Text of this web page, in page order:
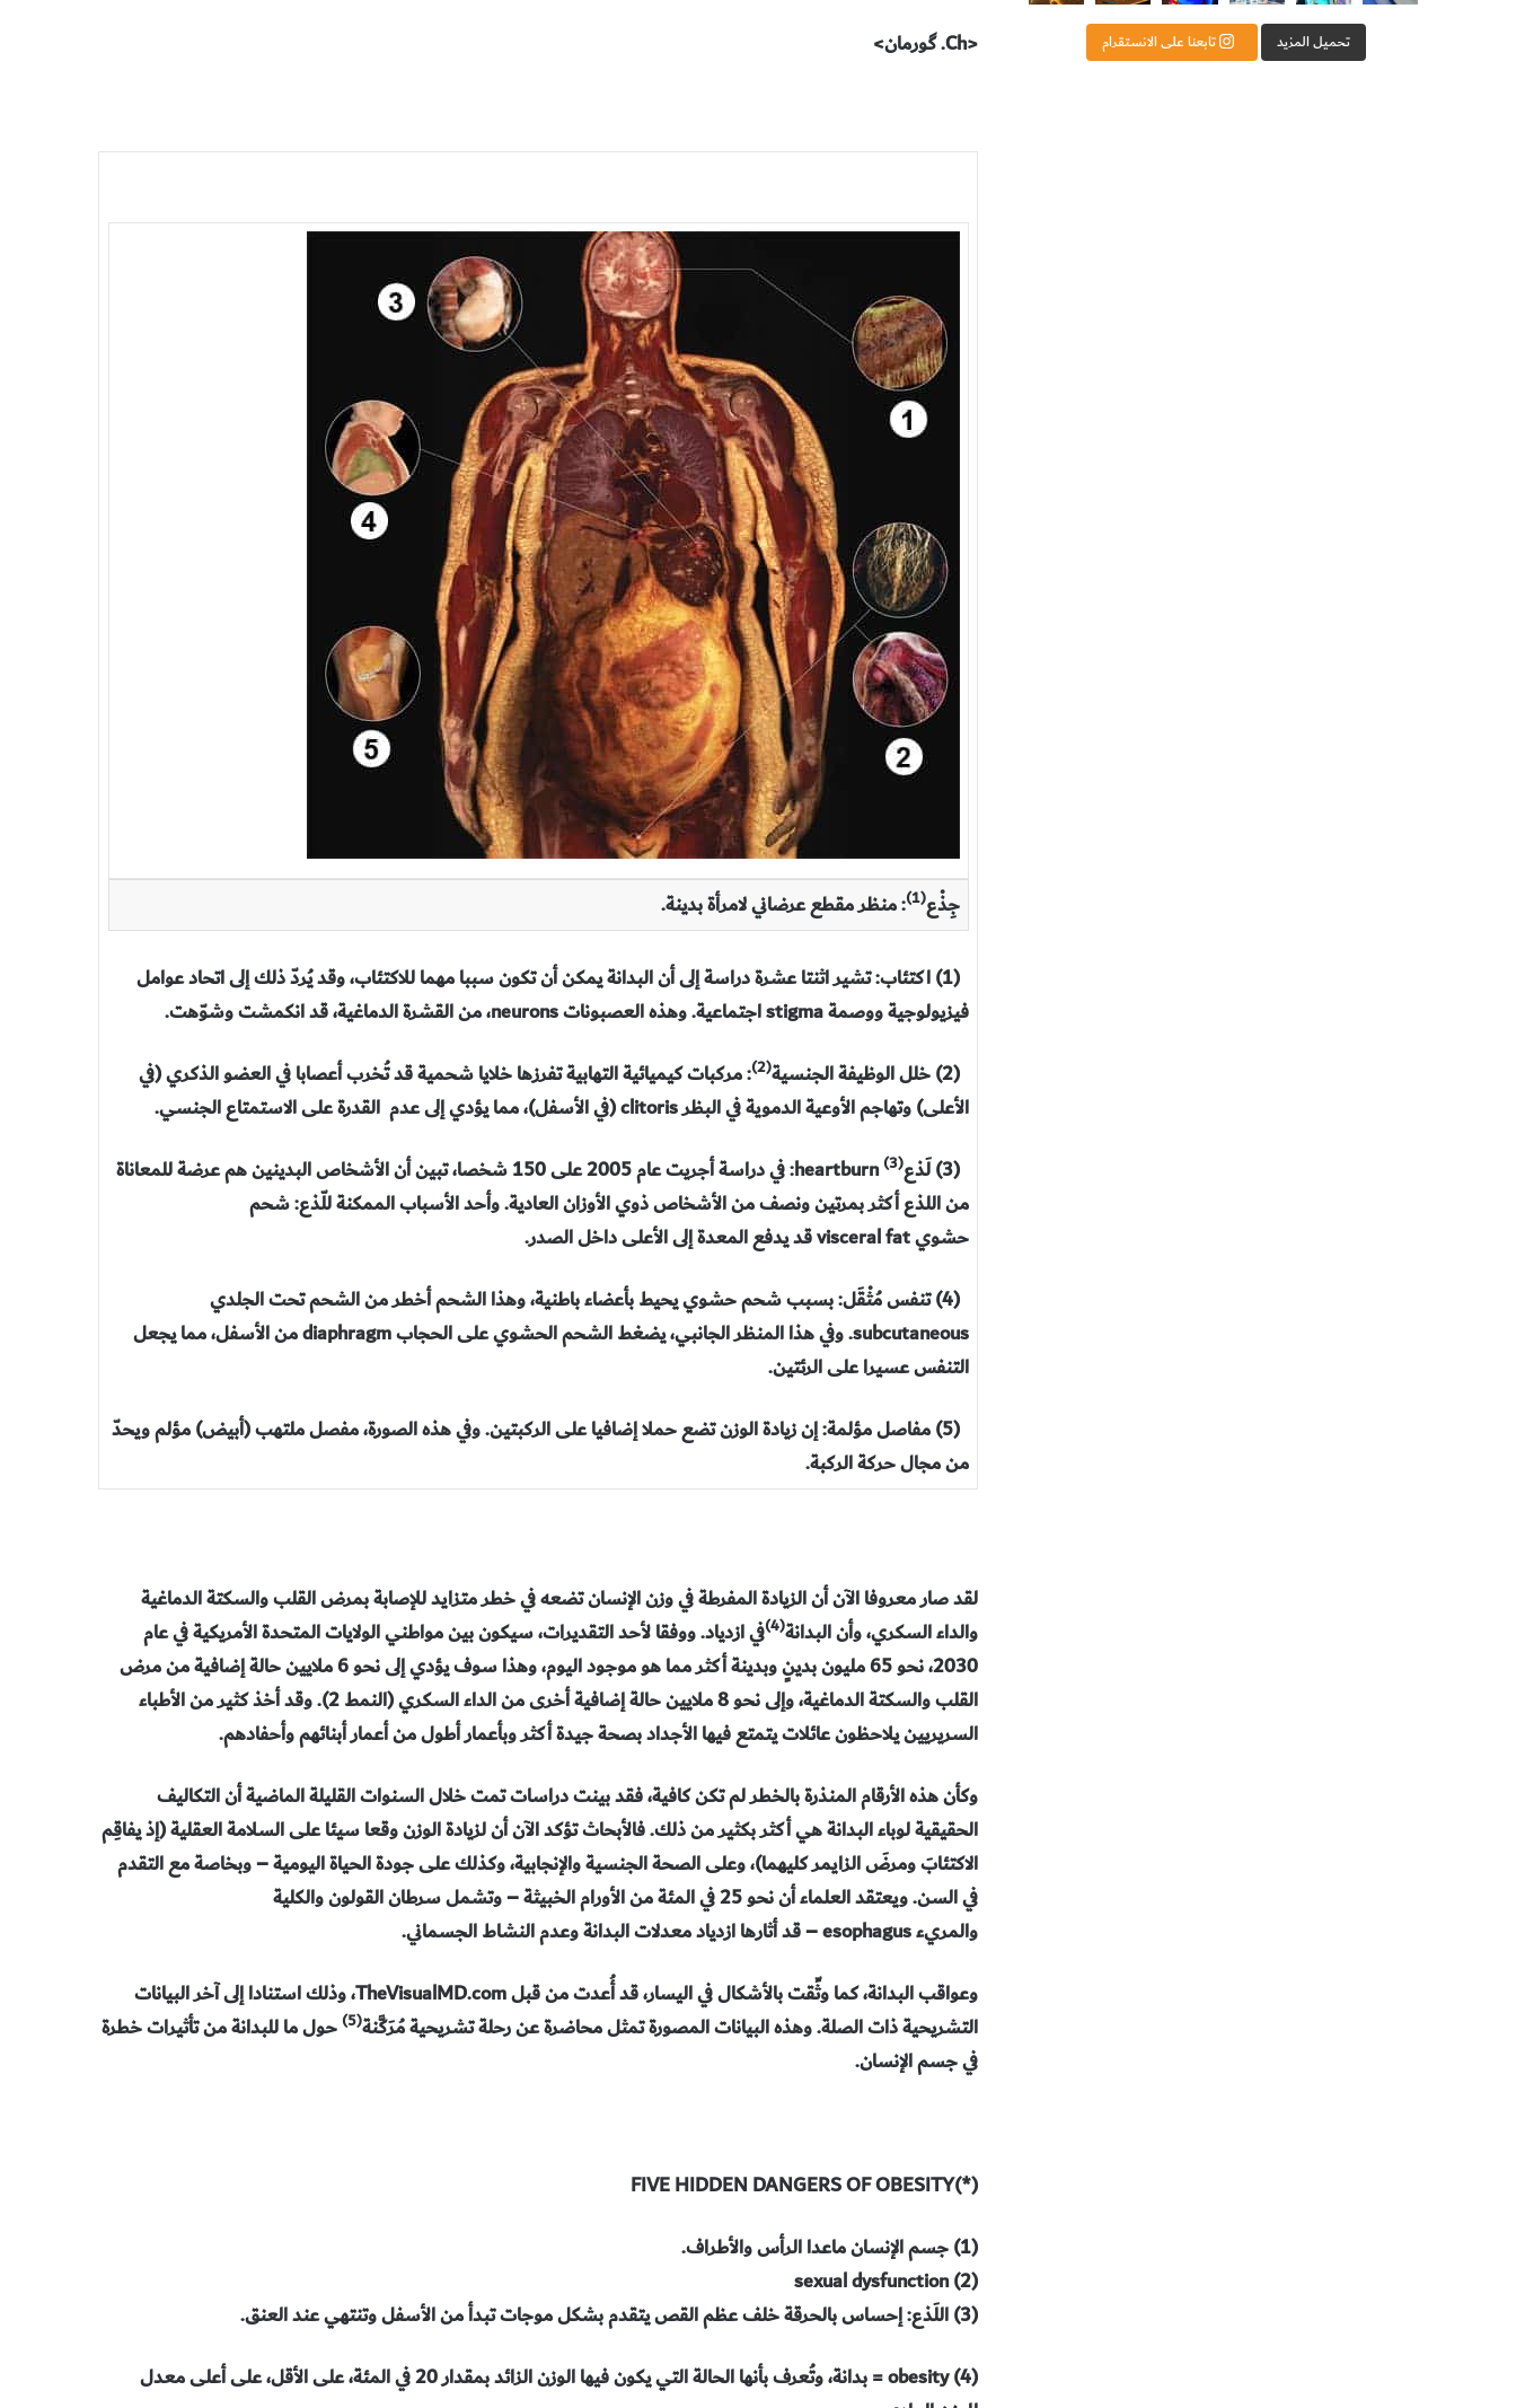
<Ch. گورمان>
جِذْع(1) : منظر مقطع عرضاني لامرأة بدينة.
(1) اكتئاب: تشير اثنتا عشرة دراسة إلى أن البدانة يمكن أن تكون سببا مهما للاكتئاب، وقد يُردّ ذلك إلى اتحاد عوامل
فيزيولوجية ووصمة stigma اجتماعية. وهذه العصبونات neurons، من القشرة الدماغية، قد انكمشت وشوّهت.
(2) خلل الوظيفة الجنسية
(2) : مركبات كيميائية التهابية تفرزها خلايا شحمية قد تُخرب أعصابا في العضو الذكري (في
الأعلى) وتهاجم الأوعية الدموية في البظر clitoris (في الأسفل)، مما يؤدي إلى عدم القدرة على الاستمتاع الجنسي.
(3) لَذع
(3)
heartburn: في دراسة أجريت عام 2005 على 150 شخصا، تبين أن الأشخاص البدينين هم عرضة للمعاناة
من اللذع أكثر بمرتين ونصف من الأشخاص ذوي الأوزان العادية. وأحد الأسباب الممكنة للّذع: شحم
حشوي visceral fat قد يدفع المعدة إلى الأعلى داخل الصدر.
(4) تنفس مُثْقَل: بسبب شحم حشوي يحيط بأعضاء باطنية، وهذا الشحم أخطر من الشحم تحت الجلدي
subcutaneous. وفي هذا المنظر الجانبي، يضغط الشحم الحشوي على الحجاب diaphragm من الأسفل، مما يجعل
التنفس عسيرا على الرئتين.
(5) مفاصل مؤلمة: إن زيادة الوزن تضع حملا إضافيا على الركبتين. وفي هذه الصورة، مفصل ملتهب (أبيض) مؤلم ويحدّ
من مجال حركة الركبة.
لقد صار معروفا الآن أن الزيادة المفرطة في وزن الإنسان تضعه في خطر متزايد للإصابة بمرض القلب والسكتة الدماغية
والداء السكري، وأن البدانة(4) في ازدياد. ووفقا لأحد التقديرات، سيكون بين مواطني الولايات المتحدة الأمريكية في عام
2030، نحو 65 مليون بدينٍ وبدينة أكثر مما هو موجود اليوم، وهذا سوف يؤدي إلى نحو 6 ملايين حالة إضافية من مرض
القلب والسكتة الدماغية، وإلى نحو 8 ملايين حالة إضافية أخرى من الداء السكري (النمط 2). وقد أخذ كثير من الأطباء
السريريين يلاحظون عائلات يتمتع فيها الأجداد بصحة جيدة أكثر وبأعمار أطول من أعمار أبنائهم وأحفادهم.
وكأن هذه الأرقام المنذرة بالخطر لم تكن كافية، فقد بينت دراسات تمت خلال السنوات القليلة الماضية أن التكاليف
الحقيقية لوباء البدانة هي أكثر بكثير من ذلك. فالأبحاث تؤكد الآن أن لزيادة الوزن وقعا سيئا على السلامة العقلية (إذ يفاقِم
الاكتئابَ ومرضَ الزايمر كليهما)، وعلى الصحة الجنسية والإنجابية، وكذلك على جودة الحياة اليومية – وبخاصة مع التقدم
في السن. ويعتقد العلماء أن نحو 25 في المئة من الأورام الخبيثة – وتشمل سرطان القولون والكلية
والمريء esophagus – قد أثارها ازدياد معدلات البدانة وعدم النشاط الجسماني.
وعواقب البدانة، كما وثِّقت بالأشكال في اليسار، قد أُعدت من قبل TheVisualMD.com، وذلك استنادا إلى آخر البيانات
التشريحية ذات الصلة. وهذه البيانات المصورة تمثل محاضرة عن رحلة تشريحية مُرَكَّنة(5)
حول ما للبدانة من تأثيرات خطرة
في جسم الإنسان.
(*)FIVE HIDDEN DANGERS OF OBESITY
(1) جسم الإنسان ماعدا الرأس والأطراف.
(2) sexual dysfunction
(3) اللَذع: إحساس بالحرقة خلف عظم القص يتقدم بشكل موجات تبدأ من الأسفل وتنتهي عند العنق.
(4) obesity = بدانة، وتُعرف بأنها الحالة التي يكون فيها الوزن الزائد بمقدار 20 في المئة، على الأقل، على أعلى معدل
تحميل المزيد تابعنا على الانستقرام